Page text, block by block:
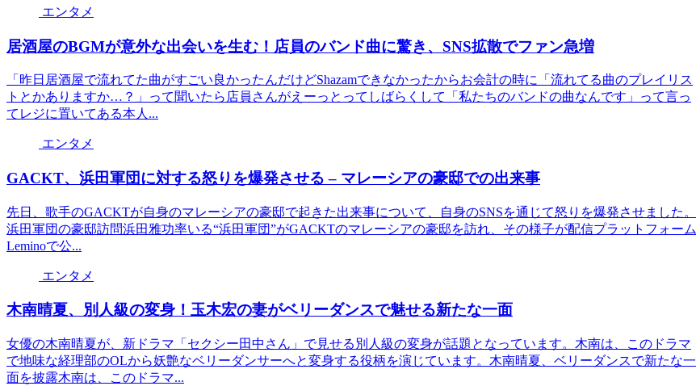
エンタメ
居酒屋のBGMが意外な出会いを生む！店員のバンド曲に驚き、SNS拡散でファン急増
「昨日居酒屋で流れてた曲がすごい良かったんだけどShazamできなかったからお会計の時に「流れてる曲のプレイリス
トとかありますか…？」って聞いたら店員さんがえーっとってしばらくして「私たちのバンドの曲なんです」って言っ
てレジに置いてある本人...
エンタメ
GACKT、浜田軍団に対する怒りを爆発させる – マレーシアの豪邸での出来事
先日、歌手のGACKTが自身のマレーシアの豪邸で起きた出来事について、自身のSNSを通じて怒りを爆発させました。
浜田軍団の豪邸訪問浜田雅功率いる“浜田軍団”がGACKTのマレーシアの豪邸を訪れ、その様子が配信プラットフォーム
Leminoで公...
エンタメ
木南晴夏、別人級の変身！玉木宏の妻がベリーダンスで魅せる新たな一面
女優の木南晴夏が、新ドラマ「セクシー田中さん」で見せる別人級の変身が話題となっています。木南は、このドラマ
で地味な経理部のOLから妖艶なベリーダンサーへと変身する役柄を演じています。木南晴夏、ベリーダンスで新たな一
面を披露木南は、このドラマ...